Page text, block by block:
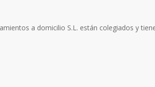
a domicilio S.L. están colegiados y